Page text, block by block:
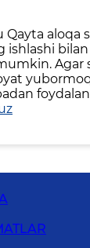
Qayta aloqa
ishlashi
Agar